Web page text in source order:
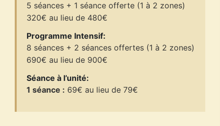
5 séances + 1 séance offerte (1 à 2 zones)
320€ au lieu de 480€
Programme Intensif:
8 séances + 2 séances offertes (1 à 2 zones)
690€ au lieu de 900€
Séance à l’unité:
1 séance : 69€ au lieu de 79€